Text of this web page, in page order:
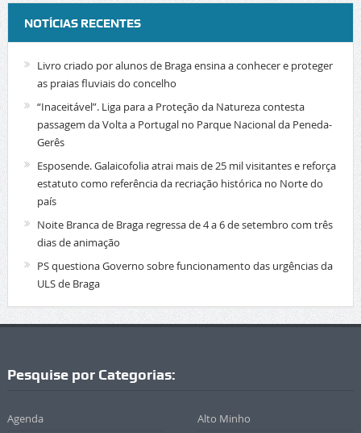
NOTÍCIAS RECENTES
Livro criado por alunos de Braga ensina a conhecer e proteger
as praias fluviais do concelho
“Inaceitável”. Liga para a Proteção da Natureza contesta
passagem da Volta a Portugal no Parque Nacional da Peneda-
Gerês
Esposende. Galaicofolia atrai mais de 25 mil visitantes e reforça
estatuto como referência da recriação histórica no Norte do
país
Noite Branca de Braga regressa de 4 a 6 de setembro com três
dias de animação
PS questiona Governo sobre funcionamento das urgências da
ULS de Braga
Pesquise por Categorias:
Agenda Alto Minho